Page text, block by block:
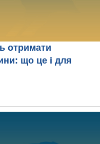
отримати
що це і для